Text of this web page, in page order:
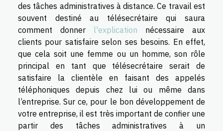
des tâches administratives à distance. Ce travail est
souvent destiné au télésecrétaire qui saura
comment donner l'explication nécessaire aux
clients pour satisfaire selon ses besoins. En effet,
que cela soit une femme ou un homme, son rôle
principal en tant que télésecrétaire serait de
satisfaire la clientèle en faisant des appelés
téléphoniques depuis chez lui ou même dans
l’entreprise. Sur ce, pour le bon développement de
votre entreprise, il est très important de confier une
partir des tâches administratives à un